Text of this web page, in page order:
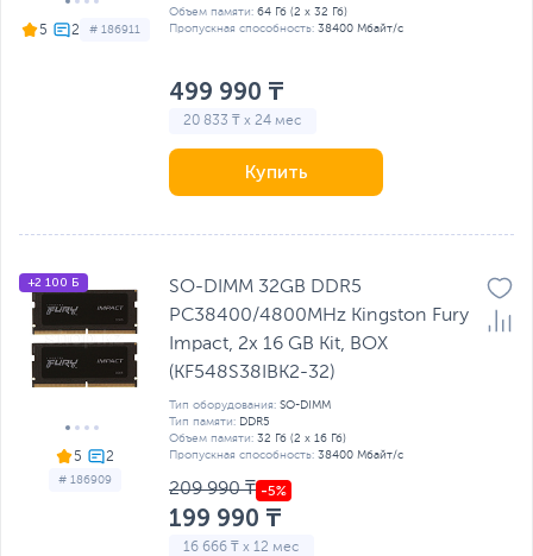
5 # 186911
Объем памяти: 64 Гб (2 х 32 Гб)
Пропускная способность: 38400 Мбайт/с
499 990 ₸
20 833 ₸ x 24 мес
Купить
5
# 186909
+2 100 Б
SO-DIMM 32GB DDR5
PC38400/4800MHz Kingston Fury
Impact, 2x 16 GB Kit, BOX
(KF548S38IBK2-32)
Тип оборудования: SO-DIMM
Тип памяти: DDR5
Объем памяти: 32 Гб (2 х 16 Гб)
Пропускная способность: 38400 Мбайт/с
209 990 ₸
199 990 ₸
16 666 ₸ x 12 мес